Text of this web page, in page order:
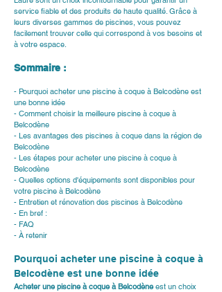
service fiable et des produits de haute qualité. Grâce à
leurs diverses gammes de piscines, vous pouvez
facilement trouver celle qui correspond à vos besoins et
à votre espace.
Sommaire :
- Pourquoi acheter une piscine à coque à Belcodène est
une bonne idée
- Comment choisir la meilleure piscine à coque à
Belcodène
- Les avantages des piscines à coque dans la région de
Belcodène
- Les étapes pour acheter une piscine à coque à
Belcodène
- Quelles options d'équipements sont disponibles pour
votre piscine à Belcodène
- Entretien et rénovation des piscines à Belcodène
- En bref :
- FAQ
- À retenir
Pourquoi acheter une piscine à coque à
Belcodène est une bonne idée
Acheter une piscine à coque à Belcodène est un choix